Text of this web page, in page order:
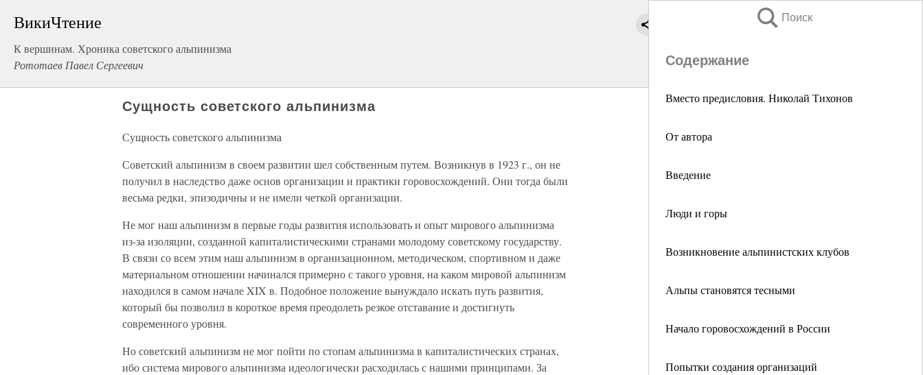
ВикиЧтение
К вершинам. Хроника советского альпинизма
Рототаев Павел Сергеевич
Поиск
Содержание
Вместо предисловия. Николай Тихонов
От автора
Введение
Люди и горы
Возникновение альпинистских клубов
Альпы становятся тесными
Начало горовосхождений в России
Попытки создания организаций
Сущность советского альпинизма
Сущность советского альпинизма
Советский альпинизм в своем развитии шел собственным путем. Возникнув в 1923 г., он не
получил в наследство даже основ организации и практики горовосхождений. Они тогда были
весьма редки, эпизодичны и не имели четкой организации.
Не мог наш альпинизм в первые годы развития использовать и опыт мирового альпинизма
из-за изоляции, созданной капиталистическими странами молодому советскому государству.
В связи со всем этим наш альпинизм в организационном, методическом, спортивном и даже
материальном отношении начинался примерно с такого уровня, на каком мировой альпинизм
находился в самом начале XIX в. Подобное положение вынуждало искать путь развития,
который бы позволил в короткое время преодолеть резкое отставание и достигнуть
современного уровня.
Но советский альпинизм не мог пойти по стопам альпинизма в капиталистических странах,
ибо система мирового альпинизма идеологически расходилась с нашими принципами. За